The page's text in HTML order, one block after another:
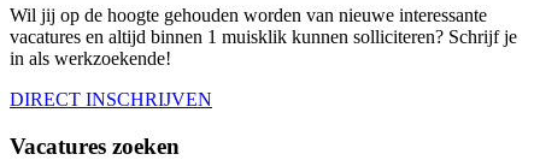
Wil jij op de hoogte gehouden worden van nieuwe interessante
vacatures en altijd binnen 1 muisklik kunnen solliciteren? Schrijf je
in als werkzoekende!
DIRECT INSCHRIJVEN
Vacatures zoeken